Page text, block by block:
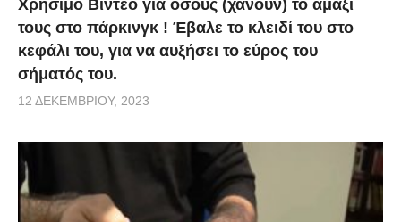
Χρήσιμο Βίντεο για όσους (χάνουν) το αμάξι
τους στο πάρκινγκ ! Έβαλε το κλειδί του στο
κεφάλι του, για να αυξήσει το εύρος του
σήματός του.
12 ΔΕΚΕΜΒΡΊΟΥ, 2023